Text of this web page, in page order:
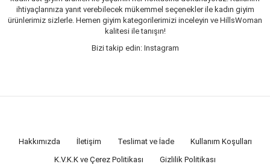
ihtiyaçlarınıza yanıt verebilecek mükemmel seçenekler ile kadın giyim
ürünlerimiz sizlerle. Hemen giyim kategorilerimizi inceleyin ve HillsWoman
kalitesi ile tanışın!
Bizi takip edin: Instagram
Hakkımızda İletişim Teslimat ve İade
Kullanım Koşulları
K.V.K.K ve Çerez Politikası
Gizlilik Politikası